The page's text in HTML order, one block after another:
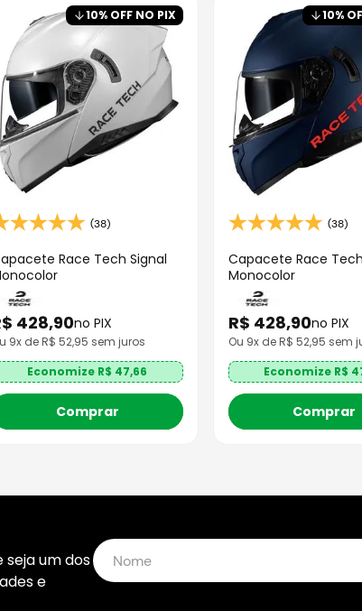
10% OFF NO PIX
(38)
Race Tech Signal
428,90no PIX
9x de R$52,95 sem juros
Economize R$ 47,66
Comprar
10%
(38)
Capacete Race
Monocolor
R$ 428,90no PIX
Ou 9x de R$ 52,95 sem
Economize R$
Comprar
um dos
e